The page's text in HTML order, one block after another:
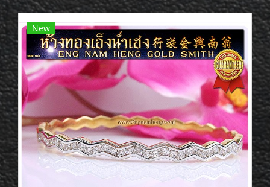
New